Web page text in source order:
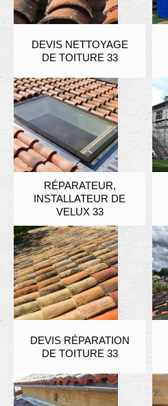
DEVIS NETTOYAGE
DE TOITURE 33
RÉPARATEUR,
INSTALLATEUR DE
VELUX 33
DEVIS RÉPARATION
DE TOITURE 33